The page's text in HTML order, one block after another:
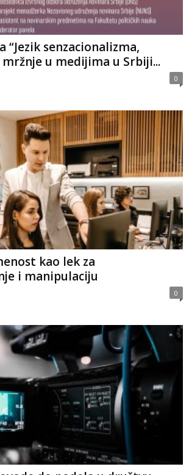
“Jezik senzacionalizma,
u medijima u Srbiji...
0
kao lek za
i manipulaciju
0